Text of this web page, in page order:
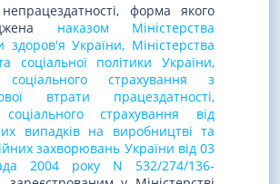
форма якого
наказом Міністерства
здоров'я України, Міністерства
соціальної політики України,
страхування з
втрати працездатності,
страхування від
випадків на виробництві та
захворювань України від 03
2004 року N 532/274/136-